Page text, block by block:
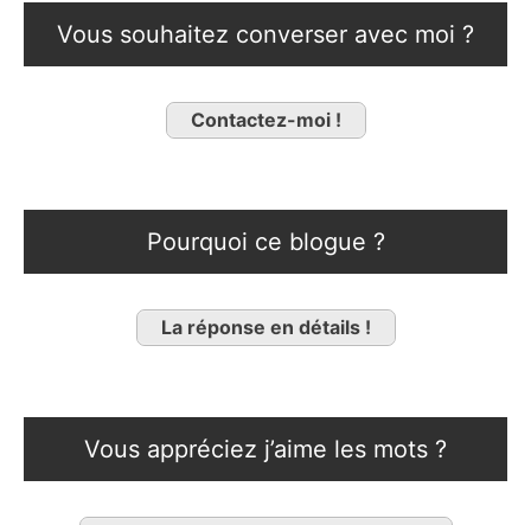
Vous souhaitez converser avec moi ?
Contactez-moi !
Pourquoi ce blogue ?
La réponse en détails !
Vous appréciez j’aime les mots ?